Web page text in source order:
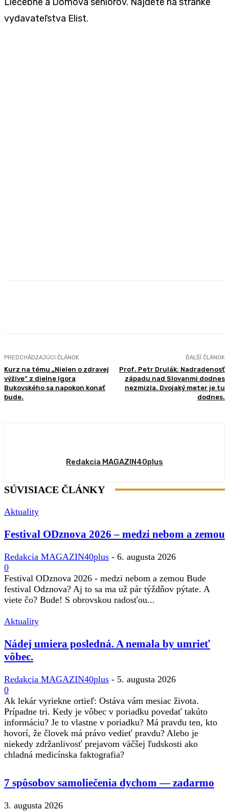
vydavateľstva Elist.
PREDCHÁDZAJÚCI ČLÁNOK
Kurz na tému „Nielen o zdravej
výžive“ z dielne Igora
Bukovského sa napokon konať
bude.
ĎALŠÍ ČLÁNOK
Prof. Petr Drulák: Nadradenosť
západu nad Slovanmi dodnes
nezmizla. Dvojaký meter je tu
dodnes.
Redakcia MAGAZIN40plus
SÚVISIACE ČLÁNKY
Aktuality
Festival ODznova 2026 – medzi nebom a zemou
Redakcia MAGAZIN40plus - 6. augusta 2026
0
Festival ODznova 2026 - medzi nebom a zemou Bude
festival Odznova? Aj to sa ma už pár týždňov pýtate. A
viete čo? Bude! S obrovskou radosťou...
Aktuality
Nádej umiera posledná. A nemala by umrieť
vôbec.
Redakcia MAGAZIN40plus - 5. augusta 2026
0
Ak lekár vyriekne ortieľ: Ostáva vám mesiac života.
Prípadne tri. Kedy je vôbec v poriadku povedať takúto
informáciu? Je to vlastne v poriadku? Má pravdu ten, kto
hovorí, že človek má právo vedieť pravdu? Alebo je
niekedy zdržanlivosť prejavom väčšej ľudskosti ako
chladná medicínska faktografia?
7 spôsobov samoliečenia dychom — zadarmo
3. augusta 2026